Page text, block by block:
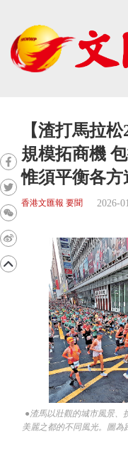
【渣打馬拉
規模拓商機
惟須平衡各
香港文匯報 要聞 2026-
●渣馬以壯觀的城市風景、
美麗之都的不同風光。圖為